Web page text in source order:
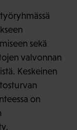
sekä
valvonnan
Keskeinen
on